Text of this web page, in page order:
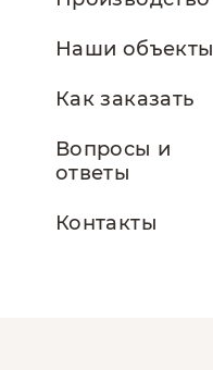
Наши объекты
Как заказать
Вопросы и
ответы
Контакты